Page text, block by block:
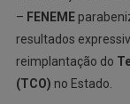
– FENEME
resultados
reimplantação do
(TCO) no Estado.